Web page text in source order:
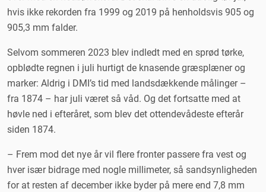
hvis ikke rekorden fra 1999 og 2019 på henholdsvis 905 og
905,3 mm falder.
Selvom sommeren 2023 blev indledt med en sprød tørke,
opblødte regnen i juli hurtigt de knasende græsplæner og
marker: Aldrig i DMI’s tid med landsdækkende målinger –
fra 1874 – har juli været så våd. Og det fortsatte med at
høvle ned i efteråret, som blev det ottendevådeste efterår
siden 1874.
– Frem mod det nye år vil flere fronter passere fra vest og
hver især bidrage med nogle millimeter, så sandsynligheden
for at resten af december ikke byder på mere end 7,8 mm